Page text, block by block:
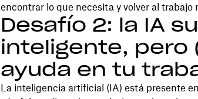
encontrar lo que necesita y volver al trabajo
Desafío 2: la IA
inteligente, pero
ayuda en tu
La inteligencia artificial (IA) está presente